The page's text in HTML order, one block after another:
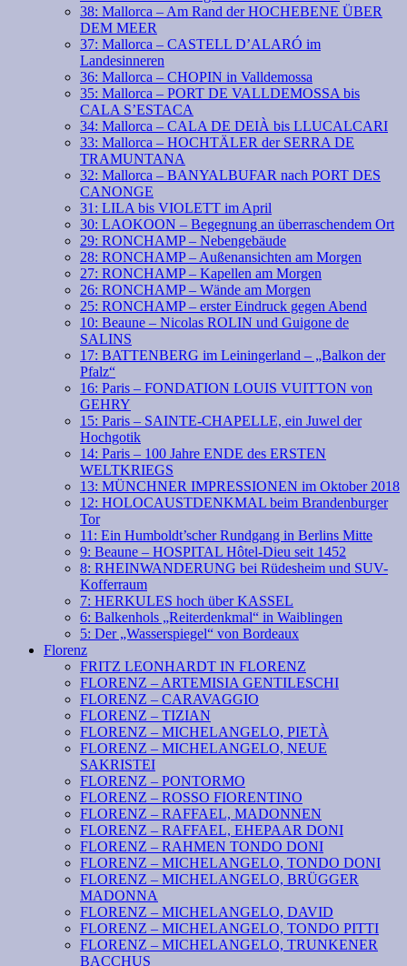
38: Mallorca – Am Rand der HOCHEBENE ÜBER
DEM MEER
37: Mallorca – CASTELL D’ALARÓ im
Landesinneren
36: Mallorca – CHOPIN in Valldemossa
35: Mallorca – PORT DE VALLDEMOSSA bis
CALA S’ESTACA
34: Mallorca – CALA DE DEIÀ bis LLUCALCARI
33: Mallorca – HOCHTÄLER der SERRA DE
TRAMUNTANA
32: Mallorca – BANYALBUFAR nach PORT DES
CANONGE
31: LILA bis VIOLETT im April
30: LAOKOON – Begegnung an überraschendem Ort
29: RONCHAMP – Nebengebäude
28: RONCHAMP – Außenansichten am Morgen
27: RONCHAMP – Kapellen am Morgen
26: RONCHAMP – Wände am Morgen
25: RONCHAMP – erster Eindruck gegen Abend
10: Beaune – Nicolas ROLIN und Guigone de
SALINS
17: BATTENBERG im Leiningerland – „Balkon der
Pfalz“
16: Paris – FONDATION LOUIS VUITTON von
GEHRY
15: Paris – SAINTE-CHAPELLE, ein Juwel der
Hochgotik
14: Paris – 100 Jahre ENDE des ERSTEN
WELTKRIEGS
13: MÜNCHNER IMPRESSIONEN im Oktober 2018
12: HOLOCAUSTDENKMAL beim Brandenburger
Tor
11: Ein Humboldt’scher Rundgang in Berlins Mitte
9: Beaune – HOSPITAL Hôtel-Dieu seit 1452
8: RHEINWANDERUNG bei Rüdesheim und SUV-
Kofferraum
7: HERKULES hoch über KASSEL
6: Balkenhols „Reiterdenkmal“ in Waiblingen
5: Der „Wasserspiegel“ von Bordeaux
Florenz
FRITZ LEONHARDT IN FLORENZ
FLORENZ – ARTEMISIA GENTILESCHI
FLORENZ – CARAVAGGIO
FLORENZ – TIZIAN
FLORENZ – MICHELANGELO, PIETÀ
FLORENZ – MICHELANGELO, NEUE
SAKRISTEI
FLORENZ – PONTORMO
FLORENZ – ROSSO FIORENTINO
FLORENZ – RAFFAEL, MADONNEN
FLORENZ – RAFFAEL, EHEPAAR DONI
FLORENZ – RAHMEN TONDO DONI
FLORENZ – MICHELANGELO, TONDO DONI
FLORENZ – MICHELANGELO, BRÜGGER
MADONNA
FLORENZ – MICHELANGELO, DAVID
FLORENZ – MICHELANGELO, TONDO PITTI
FLORENZ – MICHELANGELO, TRUNKENER
BACCHUS